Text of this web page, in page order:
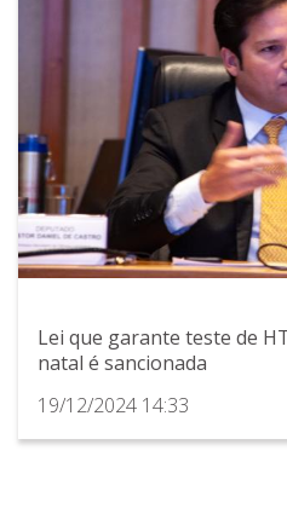
Lei que garante teste de
natal é sancionada
19/12/2024 14:33